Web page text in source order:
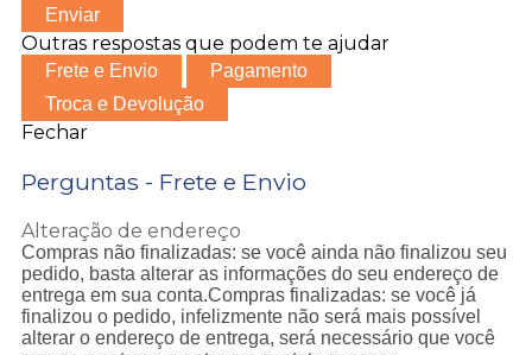
Enviar
Outras respostas que podem te ajudar
Frete e Envio
Pagamento
Troca e Devolução
Fechar
Perguntas - Frete e Envio
Alteração de endereço
Compras não finalizadas: se você ainda não finalizou seu
pedido, basta alterar as informações do seu endereço de
entrega em sua conta.Compras finalizadas: se você já
finalizou o pedido, infelizmente não será mais possível
alterar o endereço de entrega, será necessário que você